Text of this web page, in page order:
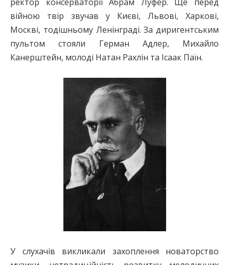
війною твір звучав у Києві, Львові, Харкові,
Москві, тодішньому Ленінграді. За диригентським
пультом стояли Герман Адлер, Михайло
Канерштейн, молоді Натан Рахлін та Ісаак Паїн.
У слухачів викликали захоплення новаторство